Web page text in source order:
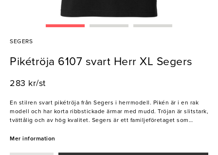
SEGERS
Pikétröja 6107 svart Herr XL Segers
283 kr/st
En stilren svart pikétröja från Segers i herrmodell. Pikén är i en rak
modell och har korta ribbstickade ärmar med mudd. Tröjan är slitstark,
tvättålig och av hög kvalitet. Segers är ett familjeföretaget som
arbetskläder för hotell, kök och restaurang.
Mer information